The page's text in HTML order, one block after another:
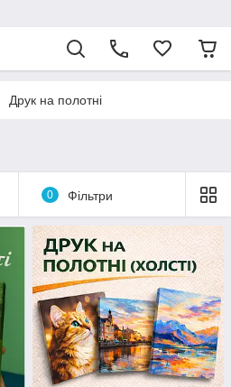
Друк на полотні
0 Фільтри